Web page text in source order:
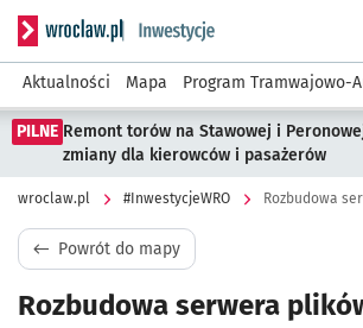
Serwis informacyjny wroclaw.pl
Aktualności Mapa Program Tramwajowo-
PILNE Remont torów na Stawowej i
zmiany dla kierowców i pasażerów
wroclaw.pl #InwestycjeWRO Rozbudowa
Powrót do mapy
Rozbudowa serwera